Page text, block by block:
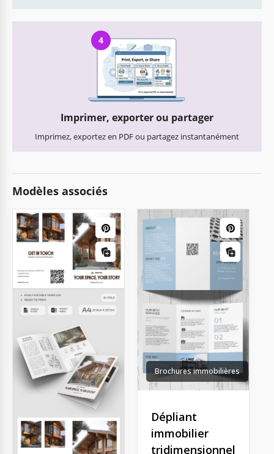
4
Imprimer, exporter ou partager
Imprimez, exportez en PDF ou partagez instantanément
Modèles associés
Brochures immobilières
Dépliant
immobilier
tridimensionnel